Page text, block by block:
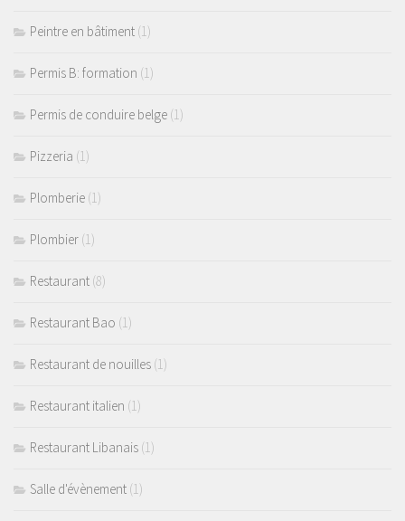
Peintre en bâtiment (1)
Permis B: formation (1)
Permis de conduire belge (1)
Pizzeria (1)
Plomberie (1)
Plombier (1)
Restaurant (8)
Restaurant Bao (1)
Restaurant de nouilles (1)
Restaurant italien (1)
Restaurant Libanais (1)
Salle d'évènement (1)